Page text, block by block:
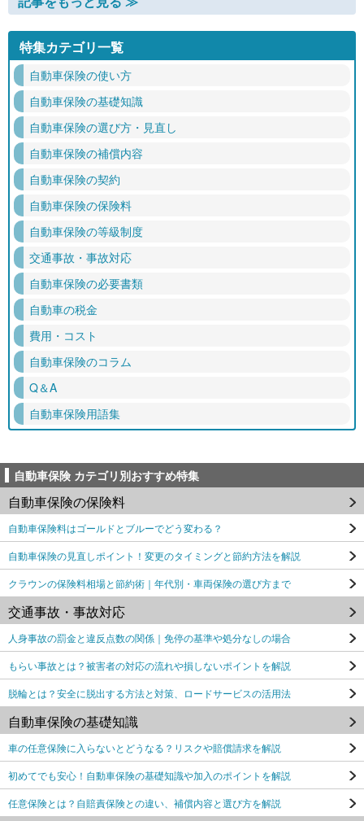
特集カテゴリ一覧
自動車保険の使い方
自動車保険の基礎知識
自動車保険の選び方・見直し
自動車保険の補償内容
自動車保険の契約
自動車保険の保険料
自動車保険の等級制度
交通事故・事故対応
自動車保険の必要書類
自動車の税金
費用・コスト
自動車保険のコラム
Q＆A
自動車保険用語集
自動車保険 カテゴリ別おすすめ特集
自動車保険の保険料
自動車保険料はゴールドとブルーでどう変わる？
自動車保険の見直しポイント！変更のタイミングと節約方法を解説
クラウンの保険料相場と節約術｜年代別・車両保険の選び方まで
交通事故・事故対応
人身事故の罰金と違反点数の関係｜免停の基準や処分なしの場合
もらい事故とは？被害者の対応の流れや損しないポイントを解説
脱輪とは？安全に脱出する方法と対策、ロードサービスの活用法
自動車保険の基礎知識
車の任意保険に入らないとどうなる？リスクや賠償請求を解説
初めてでも安心！自動車保険の基礎知識や加入のポイントを解説
任意保険とは？自賠責保険との違い、補償内容と選び方を解説